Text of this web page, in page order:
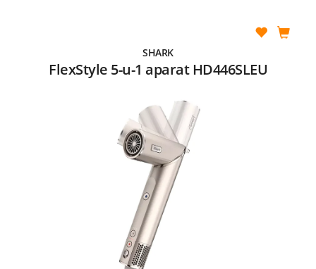
SHARK
FlexStyle 5-u-1 aparat HD446SLEU